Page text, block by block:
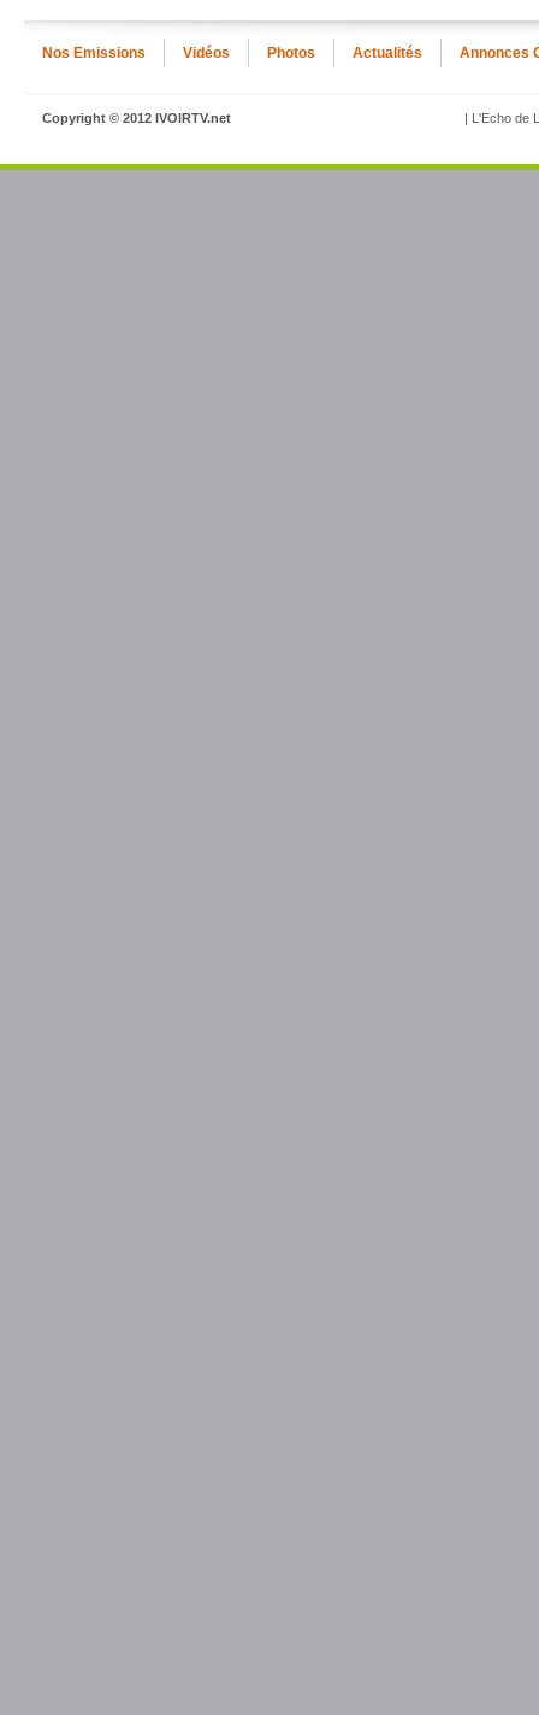
Nos Emissions Vidéos Photos Actualités Annonces
Copyright © 2012 IVOIRTV.net | L'Echo de